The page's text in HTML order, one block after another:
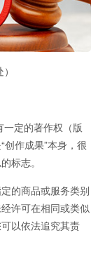
定的著作权（版
作成果”本身，很
标志。
的商品或服务类别
许可在相同或类似
以依法追究其责